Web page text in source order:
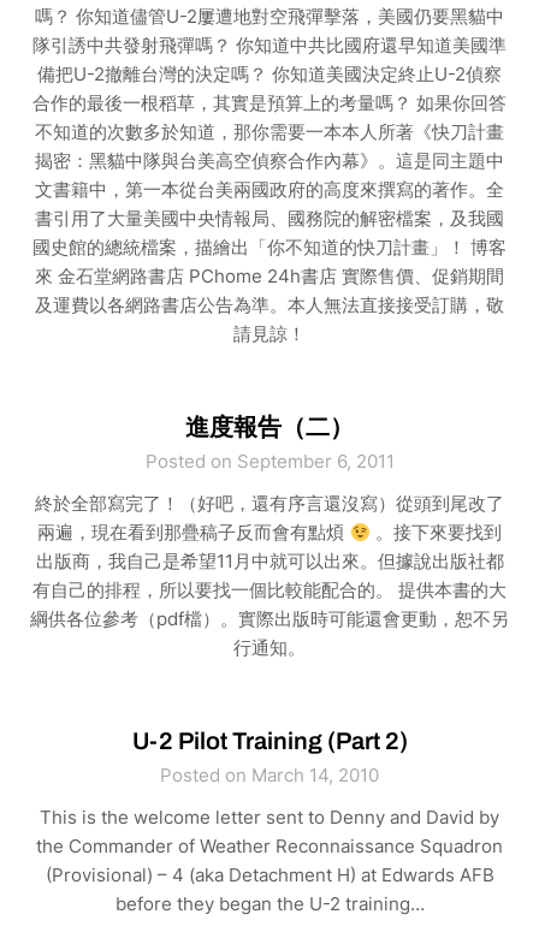
嗎？ 你知道儘管U-2屢遭地對空飛彈擊落，美國仍要黑貓中
隊引誘中共發射飛彈嗎？ 你知道中共比國府還早知道美國準
備把U-2撤離台灣的決定嗎？ 你知道美國決定終止U-2偵察
合作的最後一根稻草，其實是預算上的考量嗎？ 如果你回答
不知道的次數多於知道，那你需要一本本人所著《快刀計畫
揭密：黑貓中隊與台美高空偵察合作內幕》。這是同主題中
文書籍中，第一本從台美兩國政府的高度來撰寫的著作。全
書引用了大量美國中央情報局、國務院的解密檔案，及我國
國史館的總統檔案，描繪出「你不知道的快刀計畫」！ 博客
來 金石堂網路書店 PChome 24h書店 實際售價、促銷期間
及運費以各網路書店公告為準。本人無法直接接受訂購，敬
請見諒！
進度報告（二）
Posted on September 6, 2011
終於全部寫完了！（好吧，還有序言還沒寫）從頭到尾改了
兩遍，現在看到那疊稿子反而會有點煩
。接下來要找到
出版商，我自己是希望11月中就可以出來。但據說出版社都
有自己的排程，所以要找一個比較能配合的。 提供本書的大
綱供各位參考（pdf檔）。實際出版時可能還會更動，恕不另
行通知。
U-2 Pilot Training (Part 2)
Posted on March 14, 2010
This is the welcome letter sent to Denny and David by
the Commander of Weather Reconnaissance Squadron
(Provisional) – 4 (aka Detachment H) at Edwards AFB
before they began the U-2 training…